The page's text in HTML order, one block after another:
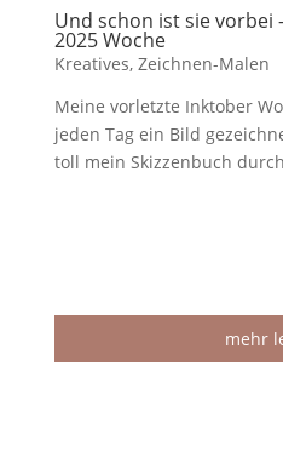
Und schon ist sie
2025 Woche
Kreatives, Zeichnen-Malen
Meine vorletzte Inktober
jeden Tag ein Bild
toll mein Skizzenbuch
mehr